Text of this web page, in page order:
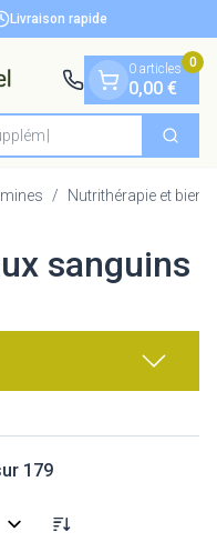
Livraison rapide
0 articles
0,00 €
0
/ Nutrithérapie et bien-
sanguins
179